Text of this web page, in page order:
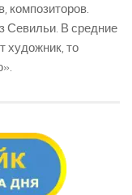
композиторов.
Севильи. В средние
художник, то